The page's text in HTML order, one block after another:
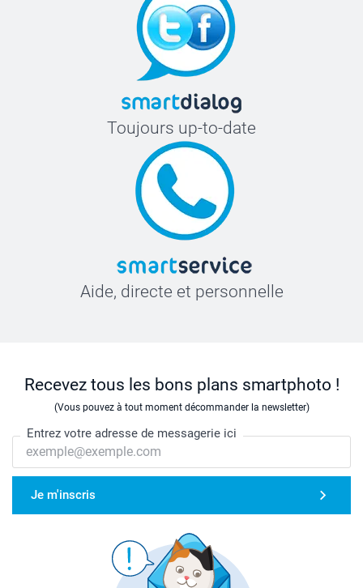
Toujours up-to-date
Aide, directe et personnelle
Recevez tous les bons plans smartphoto !
(Vous pouvez à tout moment décommander la newsletter)
Entrez votre adresse de messagerie ici
Je m'inscris